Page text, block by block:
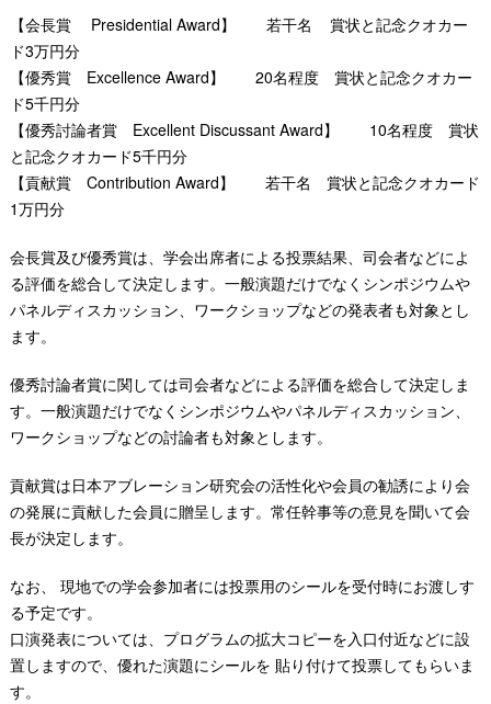
【会長賞 Presidential Award】 若干名 賞状と記念クオカー
ド3万円分
【優秀賞 Excellence Award】 20名程度 賞状と記念クオカー
ド5千円分
【優秀討論者賞 Excellent Discussant Award】 10名程度 賞状
と記念クオカード5千円分
【貢献賞 Contribution Award】 若干名 賞状と記念クオカード
1万円分
会長賞及び優秀賞は、学会出席者による投票結果、司会者などによ
る評価を総合して決定します。一般演題だけでなくシンポジウムや
パネルディスカッション、ワークショップなどの発表者も対象とし
ます。
優秀討論者賞に関しては司会者などによる評価を総合して決定しま
す。一般演題だけでなくシンポジウムやパネルディスカッション、
ワークショップなどの討論者も対象とします。
貢献賞は日本アブレーション研究会の活性化や会員の勧誘により会
の発展に貢献した会員に贈呈します。常任幹事等の意見を聞いて会
長が決定します。
なお、 現地での学会参加者には投票用のシールを受付時にお渡しす
る予定です。
口演発表については、プログラムの拡大コピーを入口付近などに設
置しますので、優れた演題にシールを 貼り付けて投票してもらいま
す。